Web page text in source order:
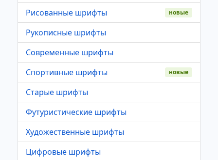
Рисованные шрифты
новые
Рукописные шрифты
Современные шрифты
Спортивные шрифты
новые
Старые шрифты
Футуристические шрифты
Художественные шрифты
Цифровые шрифты